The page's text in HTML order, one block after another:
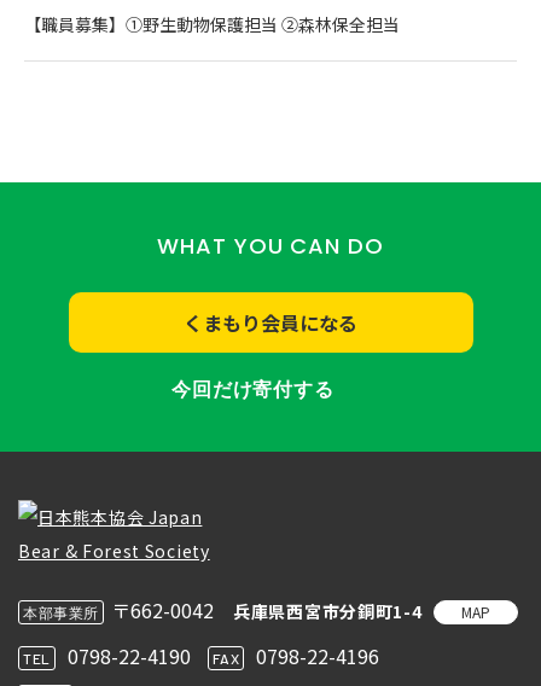
【職員募集】①野生動物保護担当 ②森林保全担当
WHAT YOU CAN DO
くまもり会員になる
今回だけ寄付する
本部事業所 〒662-0042 兵庫県西宮市分銅町1-4 MAP
TEL 0798-22-4190 FAX
0798-22-4196